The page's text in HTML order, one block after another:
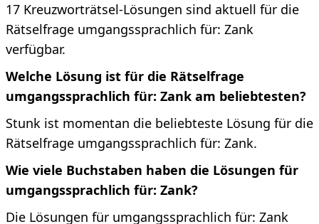
17 Kreuzworträtsel-Lösungen sind aktuell für die
Rätselfrage umgangssprachlich für: Zank
verfügbar.
Welche Lösung ist für die Rätselfrage
umgangssprachlich für: Zank am beliebtesten?
Stunk ist momentan die beliebteste Lösung für die
Rätselfrage umgangssprachlich für: Zank.
Wie viele Buchstaben haben die Lösungen für
umgangssprachlich für: Zank?
Die Lösungen für umgangssprachlich für: Zank